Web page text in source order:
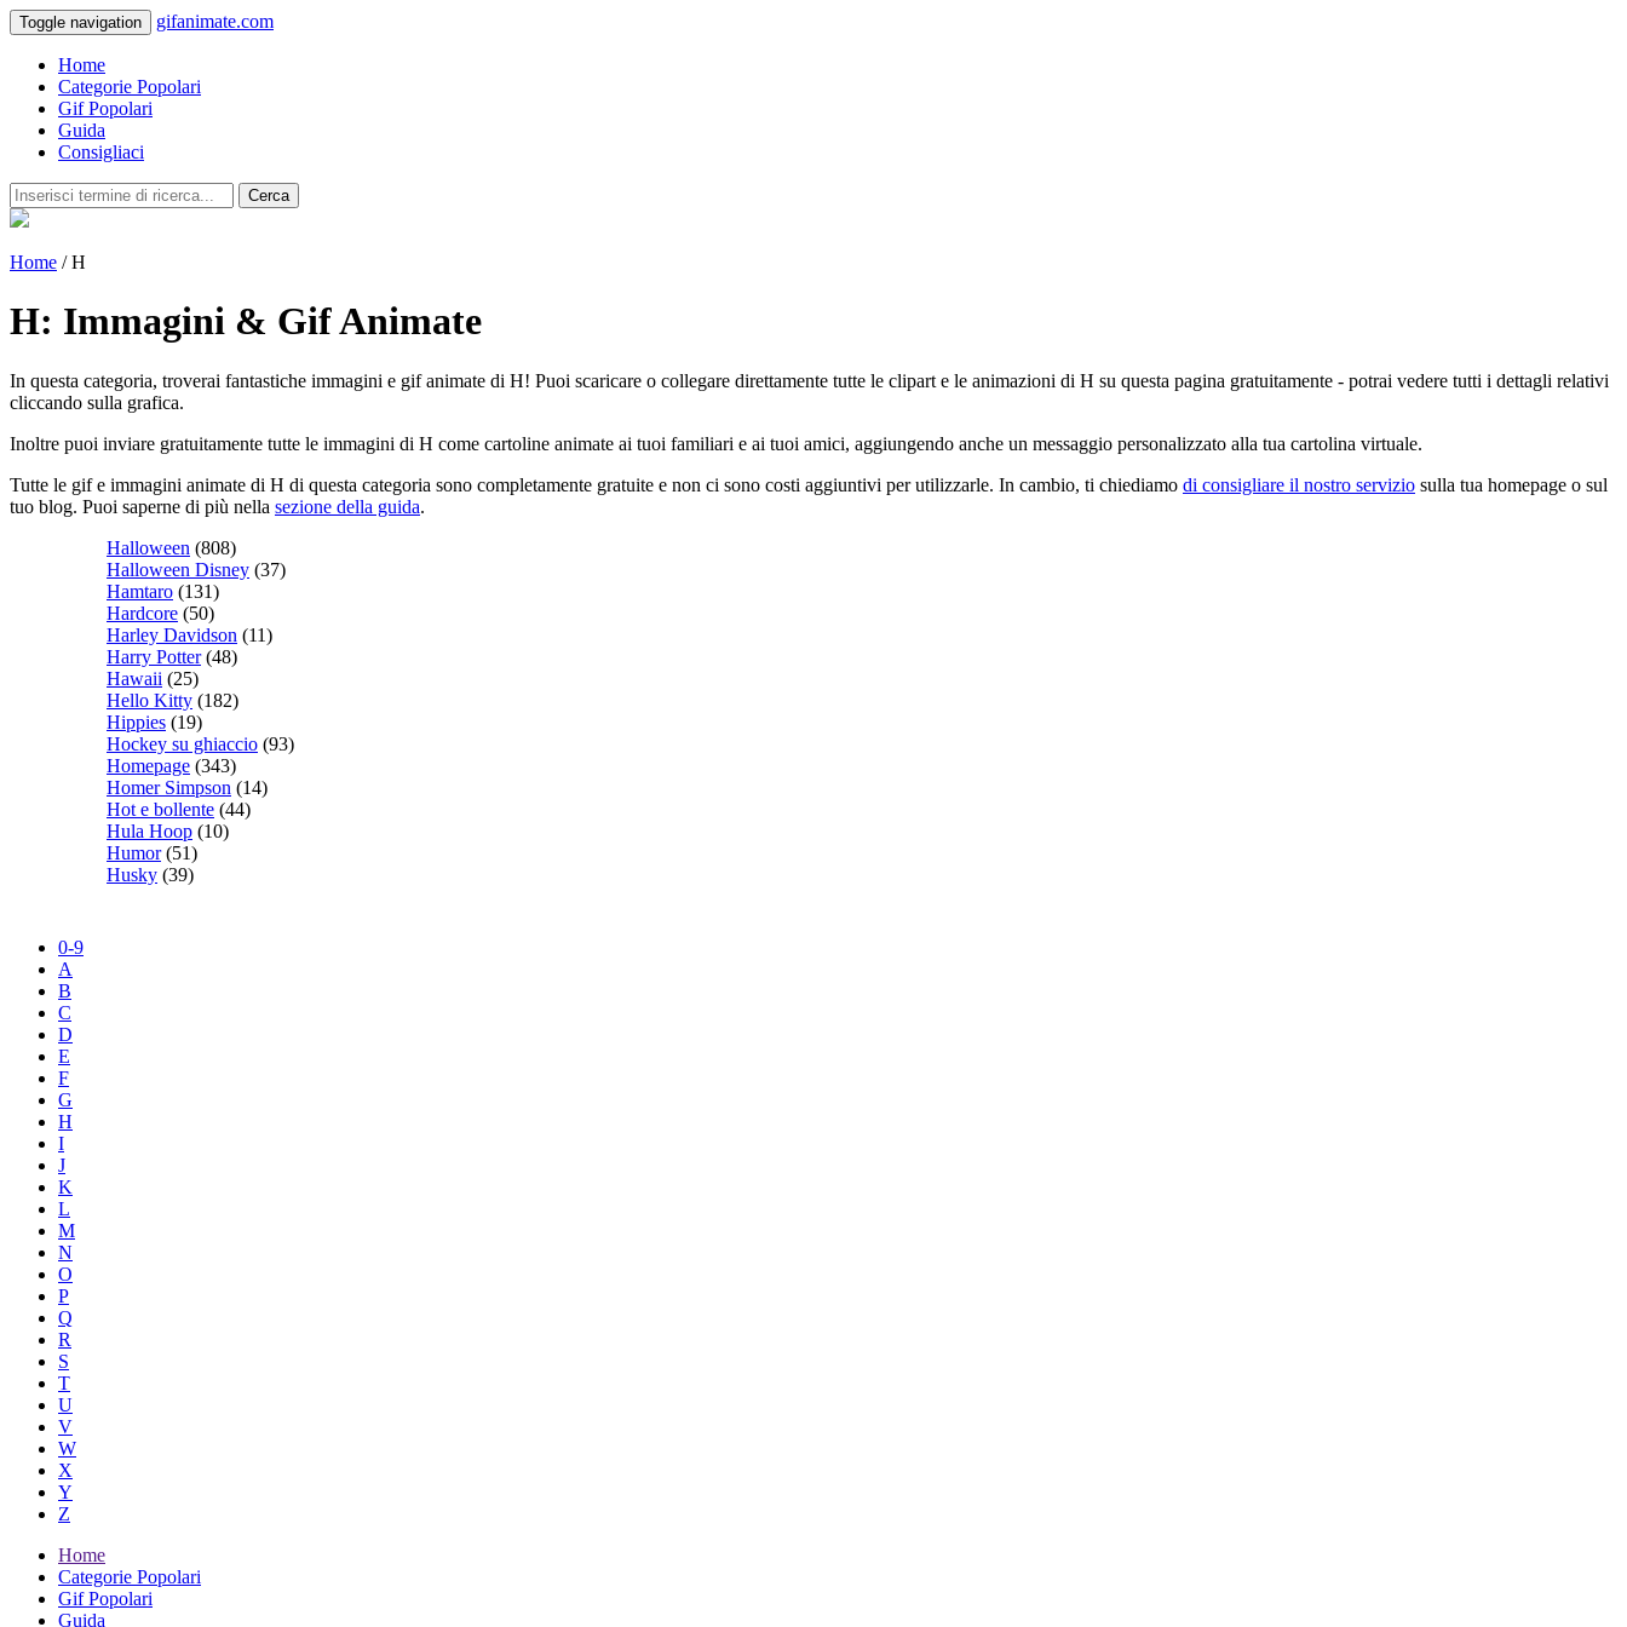
Toggle navigation gifanimate.com
Home
Categorie Popolari
Gif Popolari
Guida
Consigliaci
Cerca
Home / H
H: Immagini & Gif Animate
In questa categoria, troverai fantastiche immagini e gif animate di H! Puoi scaricare o collegare direttamente tutte le clipart e le animazioni di H su questa pagina gratuitamente - potrai vedere tutti i dettagli relativi
cliccando sulla grafica.
Inoltre puoi inviare gratuitamente tutte le immagini di H come cartoline animate ai tuoi familiari e ai tuoi amici, aggiungendo anche un messaggio personalizzato alla tua cartolina virtuale.
Tutte le gif e immagini animate di H di questa categoria sono completamente gratuite e non ci sono costi aggiuntivi per utilizzarle. In cambio, ti chiediamo di consigliare il nostro servizio sulla tua homepage o sul
tuo blog. Puoi saperne di più nella sezione della guida.
Halloween (808)
Halloween Disney (37)
Hamtaro (131)
Hardcore (50)
Harley Davidson (11)
Harry Potter (48)
Hawaii (25)
Hello Kitty (182)
Hippies (19)
Hockey su ghiaccio (93)
Homepage (343)
Homer Simpson (14)
Hot e bollente (44)
Hula Hoop (10)
Humor (51)
Husky (39)
0-9
A
B
C
D
E
F
G
H
I
J
K
L
M
N
O
P
Q
R
S
T
U
V
W
X
Y
Z
Home
Categorie Popolari
Gif Popolari
Guida